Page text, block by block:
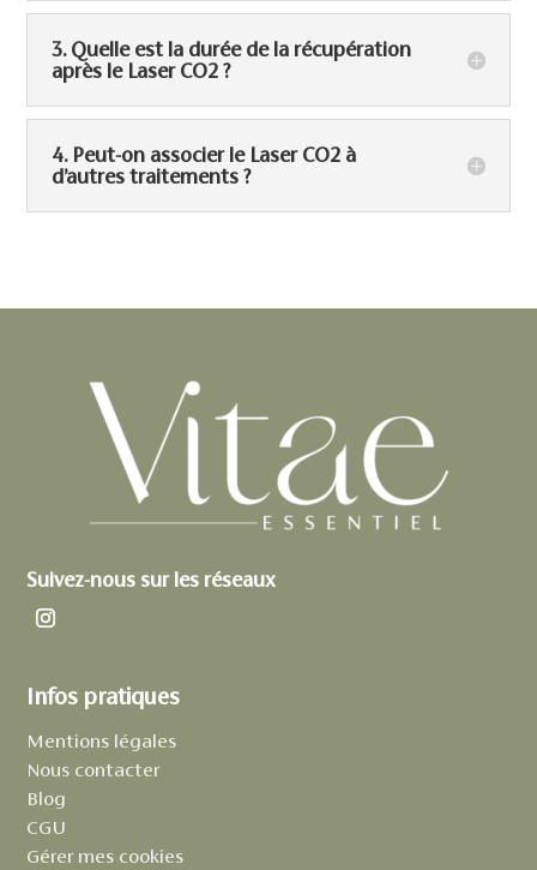
3. Quelle est la durée de la récupération
après le Laser CO2 ?
4. Peut-on associer le Laser CO2 à
d’autres traitements ?
Suivez-nous sur les réseaux
Infos pratiques
Mentions légales
Nous contacter
Blog
CGU
Gérer mes cookies